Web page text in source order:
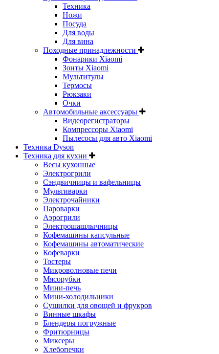
Техника
Ножи
Посуда
Для воды
Для вина
Походные принадлежности
Фонарики Xiaomi
Зонты Xiaomi
Мультитулы
Термосы
Рюкзаки
Очки
Автомобильные аксессуары
Видеорегистраторы
Компрессоры Xiaomi
Пылесосы для авто Xiaomi
Техника Dyson
Техника для кухни
Весы кухонные
Электрогрили
Сэндвичницы и вафельницы
Мультиварки
Электрочайники
Пароварки
Аэрогрили
Электрошашлычницы
Кофемашины капсульные
Кофемашины автоматические
Кофеварки
Тостеры
Микроволновые печи
Мясорубки
Мини-печь
Мини-холодильники
Сушилки для овощей и фрукров
Винные шкафы
Блендеры погружные
Фритюрницы
Миксеры
Хлебопечки